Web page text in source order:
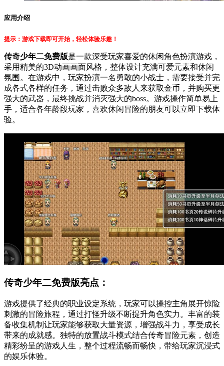
应用介绍
提示：游戏下载即可开始，轻松体验乐趣！
传奇少年二免费版是一款深受玩家喜爱的休闲角色扮演游戏，
采用精美的3D动画画面风格，整体设计充满可爱元素和休闲
氛围。在游戏中，玩家扮演一名勇敢的小战士，需要接受并完
成各式各样的任务，通过击败众多敌人来获取金币，并购买更
强大的武器，最终挑战并消灭强大的boss。游戏操作简单易上
手，适合各年龄段玩家，喜欢休闲冒险的朋友可以立即下载体
验。
传奇少年二免费版亮点：
游戏提供了经典的职业设定系统，玩家可以操控主角展开惊险
刺激的冒险旅程，通过打怪升级不断提升角色实力。丰富的装
备收集机制让玩家能够获取大量资源，增强战斗力，享受成长
带来的成就感。独特的放置战斗模式结合传奇冒险元素，创造
精彩纷呈的游戏人生，整个过程流畅而畅快，带给玩家沉浸式
的娱乐体验。